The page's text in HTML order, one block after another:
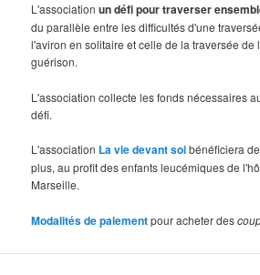
L'associationun défi pour traverser
du parallèle entre les difficultés d'une
l'aviron en solitaire et celle de la traversée de
guérison.
L'association collecte les fonds nécessaires
défi.
L'association La vie devant soibénéficiera
plus, au profit des enfants leucémiques de
Marseille.
Modalités de paiementpour acheter des